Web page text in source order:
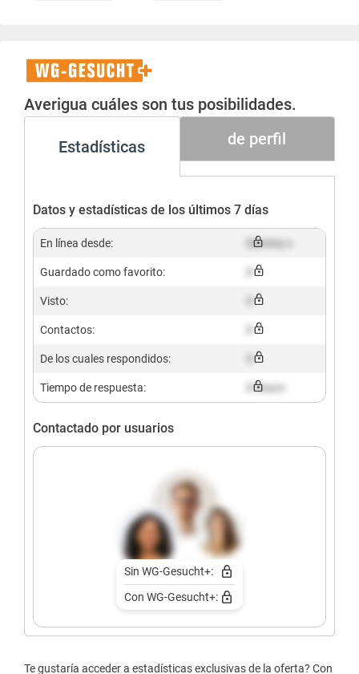
WG-
Gesucht+
Averigua cuáles son tus posibilidades.
Estadísticas de perfil
Datos y estadísticas de los últimos 7 días
En línea desde: Dummy x
Guardado como favorito:
Visto:
Contactos:
De los cuales respondidos:
Tiempo de respuesta: X hours
Contactado por usuarios
Sin WG-Gesucht+:
Con WG-Gesucht+:
Te gustaría acceder a estadísticas exclusivas de la oferta? Con